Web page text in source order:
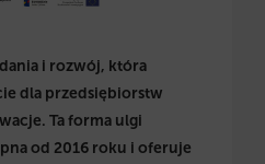
i rozwój, która
dla przedsiębiorstw
Ta forma ulgi
od 2016 roku i oferuje